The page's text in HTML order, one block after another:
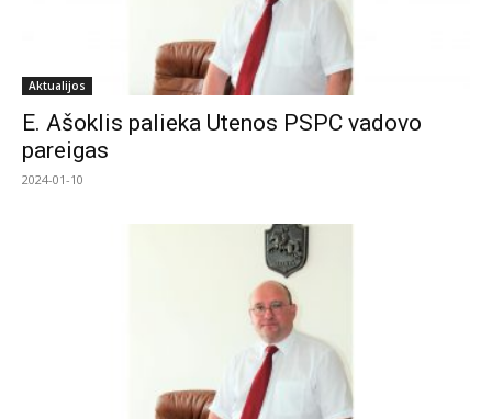
Aktualijos
E. Ašoklis palieka Utenos PSPC vadovo
pareigas
2024-01-10